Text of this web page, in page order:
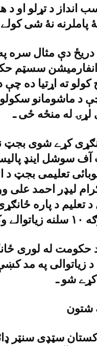
انداز د تړلو او
انفارميشن سسټم
ته اړتيا ده چې
د ماشومانو
لړۍ له منځه ځى ـ
کړے شوى بجټ
آف سوشل اينډ
تعليمى بجټ د
ليډر احمد على
ـ
د زياتوالى په مد
شتون
سټډى سنټر